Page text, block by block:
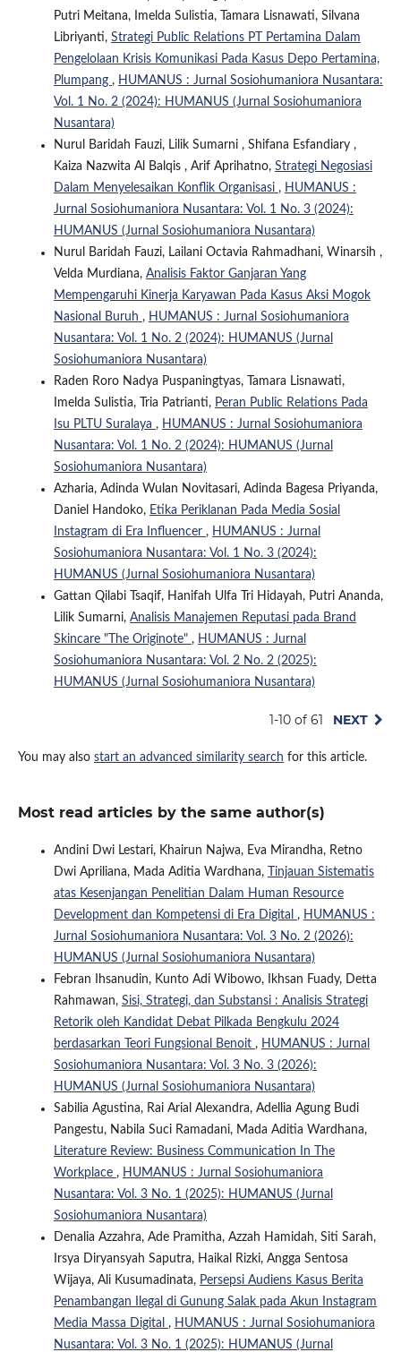
Putri Meitana, Imelda Sulistia, Tamara Lisnawati, Silvana
Libriyanti, Strategi Public Relations PT Pertamina Dalam
Pengelolaan Krisis Komunikasi Pada Kasus Depo Pertamina,
Plumpang , HUMANUS : Jurnal Sosiohumaniora Nusantara:
Vol. 1 No. 2 (2024): HUMANUS (Jurnal Sosiohumaniora
Nusantara)
Nurul Baridah Fauzi, Lilik Sumarni , Shifana Esfandiary ,
Kaiza Nazwita Al Balqis , Arif Aprihatno, Strategi Negosiasi
Dalam Menyelesaikan Konflik Organisasi , HUMANUS :
Jurnal Sosiohumaniora Nusantara: Vol. 1 No. 3 (2024):
HUMANUS (Jurnal Sosiohumaniora Nusantara)
Nurul Baridah Fauzi, Lailani Octavia Rahmadhani, Winarsih ,
Velda Murdiana, Analisis Faktor Ganjaran Yang
Mempengaruhi Kinerja Karyawan Pada Kasus Aksi Mogok
Nasional Buruh , HUMANUS : Jurnal Sosiohumaniora
Nusantara: Vol. 1 No. 2 (2024): HUMANUS (Jurnal
Sosiohumaniora Nusantara)
Raden Roro Nadya Puspaningtyas, Tamara Lisnawati,
Imelda Sulistia, Tria Patrianti, Peran Public Relations Pada
Isu PLTU Suralaya , HUMANUS : Jurnal Sosiohumaniora
Nusantara: Vol. 1 No. 2 (2024): HUMANUS (Jurnal
Sosiohumaniora Nusantara)
Azharia, Adinda Wulan Novitasari, Adinda Bagesa Priyanda,
Daniel Handoko, Etika Periklanan Pada Media Sosial
Instagram di Era Influencer , HUMANUS : Jurnal
Sosiohumaniora Nusantara: Vol. 1 No. 3 (2024):
HUMANUS (Jurnal Sosiohumaniora Nusantara)
Gattan Qilabi Tsaqif, Hanifah Ulfa Tri Hidayah, Putri Ananda,
Lilik Sumarni, Analisis Manajemen Reputasi pada Brand
Skincare "The Originote" , HUMANUS : Jurnal
Sosiohumaniora Nusantara: Vol. 2 No. 2 (2025):
HUMANUS (Jurnal Sosiohumaniora Nusantara)
1-10 of 61 NEXT
You may also start an advanced similarity search for this article.
Most read articles by the same author(s)
Andini Dwi Lestari, Khairun Najwa, Eva Mirandha, Retno
Dwi Apriliana, Mada Aditia Wardhana,
Tinjauan Sistematis
atas Kesenjangan Penelitian Dalam Human Resource
Development dan Kompetensi di Era Digital , HUMANUS :
Jurnal Sosiohumaniora Nusantara: Vol. 3 No. 2 (2026):
HUMANUS (Jurnal Sosiohumaniora Nusantara)
Febran Ihsanudin, Kunto Adi Wibowo, Ikhsan Fuady, Detta
Rahmawan, Sisi, Strategi, dan Substansi : Analisis Strategi
Retorik oleh Kandidat Debat Pilkada Bengkulu 2024
berdasarkan Teori Fungsional Benoit , HUMANUS : Jurnal
Sosiohumaniora Nusantara: Vol. 3 No. 3 (2026):
HUMANUS (Jurnal Sosiohumaniora Nusantara)
Sabilia Agustina, Rai Arial Alexandra, Adellia Agung Budi
Pangestu, Nabila Suci Ramadani, Mada Aditia Wardhana,
Literature Review: Business Communication In The
Workplace , HUMANUS : Jurnal Sosiohumaniora
Nusantara: Vol. 3 No. 1 (2025): HUMANUS (Jurnal
Sosiohumaniora Nusantara)
Denalia Azzahra, Ade Pramitha, Azzah Hamidah, Siti Sarah,
Irsya Diryansyah Saputra, Haikal Rizki, Angga Sentosa
Wijaya, Ali Kusumadinata, Persepsi Audiens Kasus Berita
Penambangan Ilegal di Gunung Salak pada Akun Instagram
Media Massa Digital , HUMANUS : Jurnal Sosiohumaniora
Nusantara: Vol. 3 No. 1 (2025): HUMANUS (Jurnal